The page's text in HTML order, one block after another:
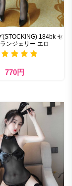
(STOCKING) 184bk セ
ンジェリー エロ
770円